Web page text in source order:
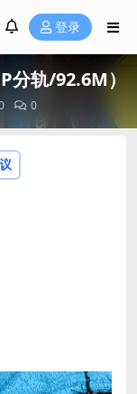
登录
分轨/92.6M）
0